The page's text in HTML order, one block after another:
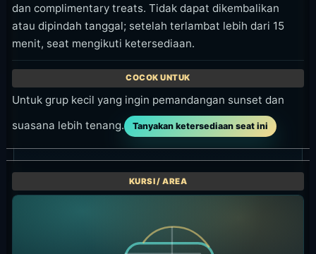
dan complimentary treats. Tidak dapat dikembalikan
atau dipindah tanggal; setelah terlambat lebih dari 15
menit, seat mengikuti ketersediaan.
Untuk grup kecil yang ingin pemandangan sunset dan
suasana lebih tenang.
Tanyakan ketersediaan seat ini